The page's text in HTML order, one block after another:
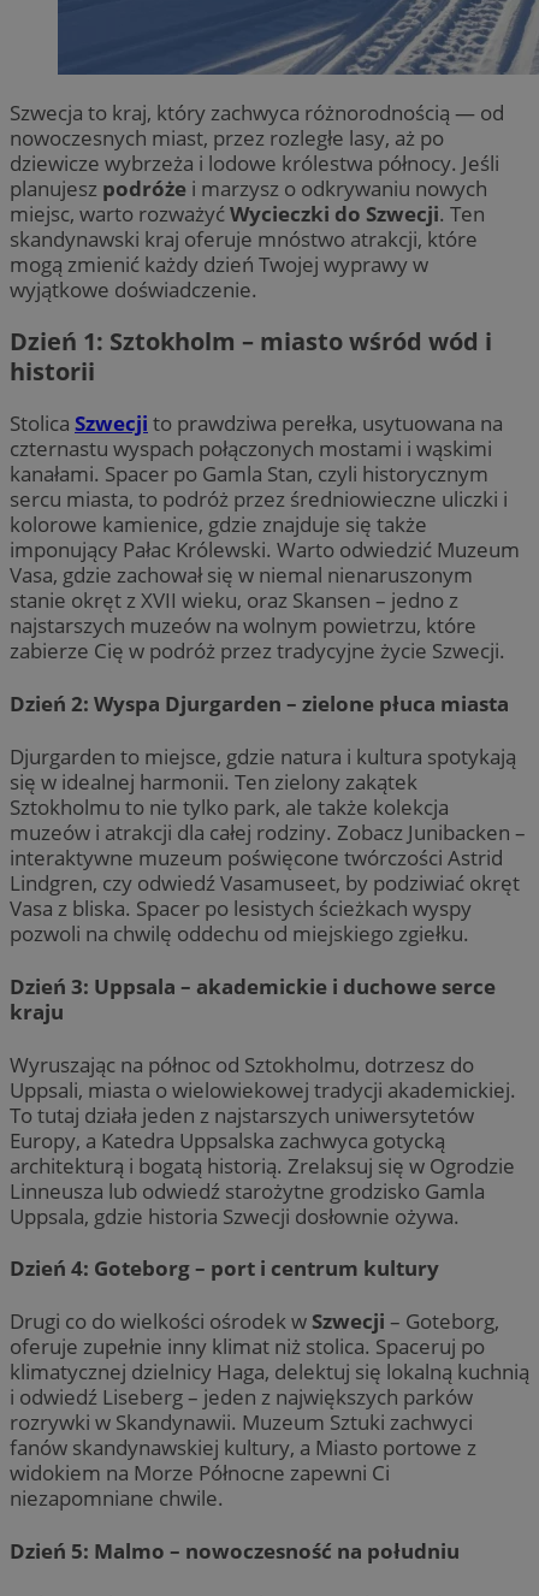
Szwecja to kraj, który zachwyca różnorodnością — od
nowoczesnych miast, przez rozległe lasy, aż po
dziewicze wybrzeża i lodowe królestwa północy. Jeśli
planujesz podróże i marzysz o odkrywaniu nowych
miejsc, warto rozważyćWycieczki do Szwecji. Ten
skandynawski kraj oferuje mnóstwo atrakcji, które
mogą zmienić każdy dzień Twojej wyprawy w
wyjątkowe doświadczenie.
Dzień 1: Sztokholm – miasto wśród wód i
historii
Stolica Szwecji to prawdziwa perełka, usytuowana na
czternastu wyspach połączonych mostami i wąskimi
kanałami. Spacer po Gamla Stan, czyli historycznym
sercu miasta, to podróż przez średniowieczne uliczki i
kolorowe kamienice, gdzie znajduje się także
imponujący Pałac Królewski. Warto odwiedzić Muzeum
Vasa, gdzie zachował się w niemal nienaruszonym
stanie okręt z XVII wieku, oraz Skansen – jedno z
najstarszych muzeów na wolnym powietrzu, które
zabierze Cię w podróż przez tradycyjne życie Szwecji.
Dzień 2: Wyspa Djurgarden – zielone płuca miasta
Djurgarden to miejsce, gdzie natura i kultura spotykają
się w idealnej harmonii. Ten zielony zakątek
Sztokholmu to nie tylko park, ale także kolekcja
muzeów i atrakcji dla całej rodziny. Zobacz Junibacken –
interaktywne muzeum poświęcone twórczości Astrid
Lindgren, czy odwiedź Vasamuseet, by podziwiać okręt
Vasa z bliska. Spacer po lesistych ścieżkach wyspy
pozwoli na chwilę oddechu od miejskiego zgiełku.
Dzień 3: Uppsala – akademickie i duchowe serce
kraju
Wyruszając na północ od Sztokholmu, dotrzesz do
Uppsali, miasta o wielowiekowej tradycji akademickiej.
To tutaj działa jeden z najstarszych uniwersytetów
Europy, a Katedra Uppsalska zachwyca gotycką
architekturą i bogatą historią. Zrelaksuj się w Ogrodzie
Linneusza lub odwiedź starożytne grodzisko Gamla
Uppsala, gdzie historia Szwecji dosłownie ożywa.
Dzień 4: Goteborg – port i centrum kultury
Drugi co do wielkości ośrodek w Szwecji – Goteborg,
oferuje zupełnie inny klimat niż stolica. Spaceruj po
klimatycznej dzielnicy Haga, delektuj się lokalną kuchnią
i odwiedź Liseberg – jeden z największych parków
rozrywki w Skandynawii. Muzeum Sztuki zachwyci
fanów skandynawskiej kultury, a Miasto portowe z
widokiem na Morze Północne zapewni Ci
niezapomniane chwile.
Dzień 5: Malmo – nowoczesność na południu